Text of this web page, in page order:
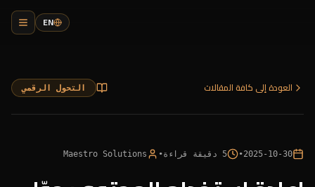
EN
العودة إلى كافة المقالات التحول الرقمي
2025-10-30
•
5 دقيقة قراءة•
Maestro Solutions